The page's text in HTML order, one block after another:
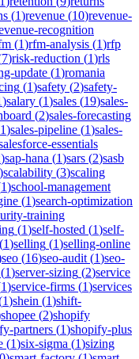
(1)revenue (10)revenue-
recognition
(1)rfm-analysis (1)rfp
7)risk-reduction (1)rls
update (1)romania
(1)safety (2)safety-
)salary (1)sales (19)sales-
(2)sales-forecasting
1)sales-pipeline (1)sales-
essentials
)sap-hana (1)sars (2)sasb
)scalability (3)scaling
1)school-management
(1)search-optimization
training
(1)self-hosted (1)self-
(1)selling (1)selling-online
seo (16)seo-audit (1)seo-
(1)server-sizing (2)service
1)service-firms (1)services
1)shein (1)shift-
shopee (2)shopify
partners (1)shopify-plus
(1)six-sigma (1)sizing